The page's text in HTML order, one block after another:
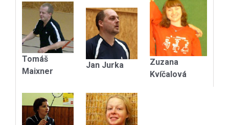
Tomáš
Maixner
Jan Jurka
Zuzana
Kvíčalová